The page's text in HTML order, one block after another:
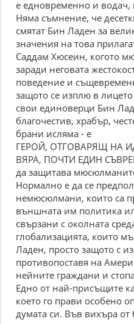
е едновременно и
Няма съмнение, че
смятат Бин Ладен за
значения на това
Саддам Хюсеин, когото
заради неговата
поведение и
защото се изплю в
свои единоверци Бин
благочестив, храбър,
брани исляма - е
ГЕРОЙ, ОТГОВАРЯЩ НА
ВЯРА, ПОЧТИ ЕДИН
да защитава
Нормално е да се
немюсюлмани, които са
външната им политика
свързани с околната
глобализацията, които
Ладен, просто защото с
противопоставя на
нейните граждани и
Едно от най-присъщите
което го прави особено
думата си. Във вихъра от